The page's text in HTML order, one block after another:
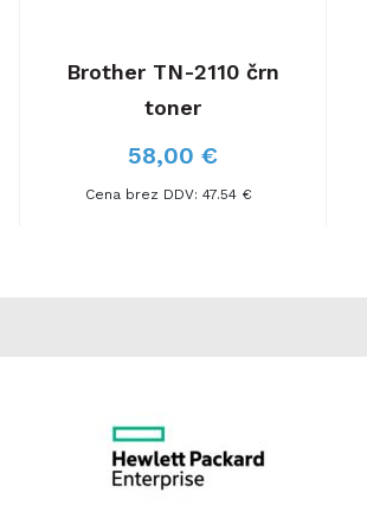
Brother TN-2110 črn
toner
58,00 €
Cena brez DDV: 47.54 €